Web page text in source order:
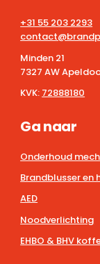
+31 55 203 2293
Minden 21
7327 AW
KVK: 72888180
Ga naar
Onderhoud
Brandblusser en
AED
Noodverlichting
EHBO & BHV